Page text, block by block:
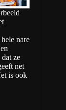
nare
ze
net
is ook